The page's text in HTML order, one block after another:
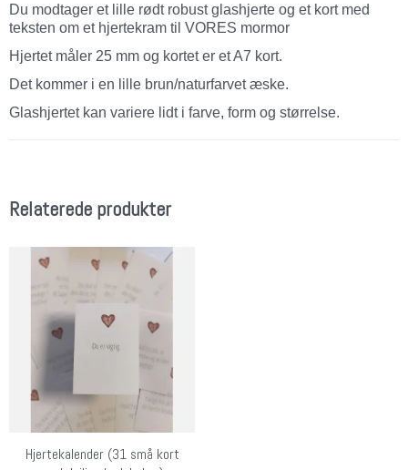
Du modtager et lille rødt robust glashjerte og et kort med
teksten om et hjertekram til VORES mormor
Hjertet måler 25 mm og kortet er et A7 kort.
Det kommer i en lille brun/naturfarvet æske.
Glashjertet kan variere lidt i farve, form og størrelse.
Relaterede produkter
Hjertekalender (31 små kort